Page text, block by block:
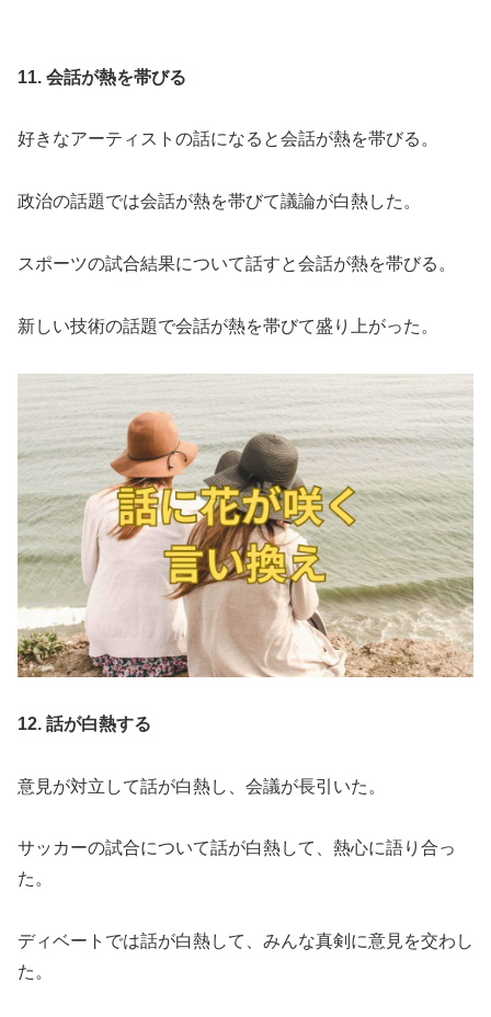
11. 会話が熱を帯びる
好きなアーティストの話になると会話が熱を帯びる。
政治の話題では会話が熱を帯びて議論が白熱した。
スポーツの試合結果について話すと会話が熱を帯びる。
新しい技術の話題で会話が熱を帯びて盛り上がった。
12. 話が白熱する
意見が対立して話が白熱し、会議が長引いた。
サッカーの試合について話が白熱して、熱心に語り合っ
た。
ディベートでは話が白熱して、みんな真剣に意見を交わし
た。